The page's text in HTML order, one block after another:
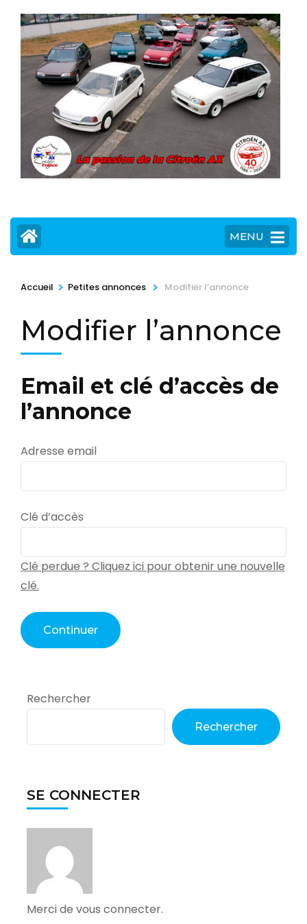
MENU
Accueil > Petites annonces > Modifier l’annonce
Modifier l’annonce
Email et clé d’accès de
l’annonce
Adresse email
Clé d’accès
Clé perdue ? Cliquez ici pour obtenir une nouvelle
clé.
Rechercher
Rechercher
SE CONNECTER
Merci de vous connecter.